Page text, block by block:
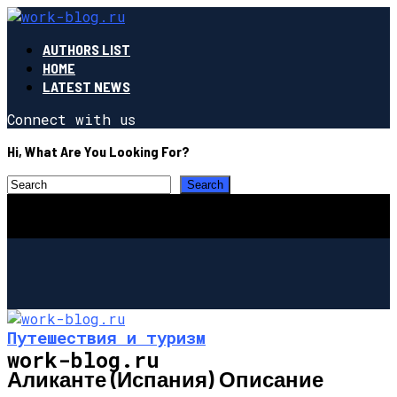
AUTHORS LIST
HOME
LATEST NEWS
Connect with us
Hi, What Are You Looking For?
work-blog.ru
Путешествия и туризм
Аликанте (Испания) Описание